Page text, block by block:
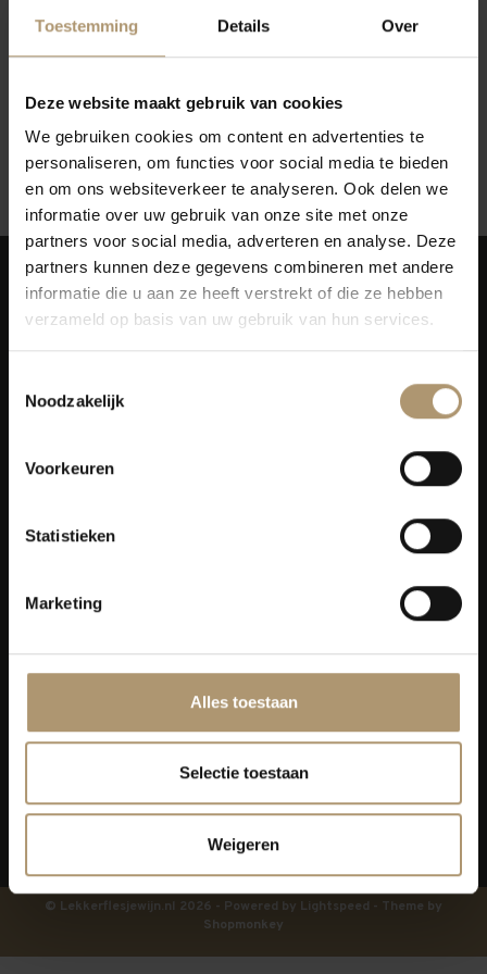
Toestemming Details Over
Deze website maakt gebruik van cookies
We gebruiken cookies om content en advertenties te
personaliseren, om functies voor social media te bieden
en om ons websiteverkeer te analyseren. Ook delen we
informatie over uw gebruik van onze site met onze
partners voor social media, adverteren en analyse. Deze
partners kunnen deze gegevens combineren met andere
informatie die u aan ze heeft verstrekt of die ze hebben
verzameld op basis van uw gebruik van hun services.
Noodzakelijk
Voorkeuren
Statistieken
Marketing
Alles toestaan
Selectie toestaan
Weigeren
Geen producten gevonden!...
Terug naar vorige pagina
2431 AE Noorden
info@lekkerflesjewijn.nl
Klantenservice
© Lekkerflesjewijn.nl 2026 - Powered by Lightspeed - Theme by
Shopmonkey